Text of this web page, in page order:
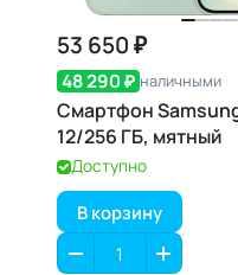
53 650 ₽
48 290 ₽ наличными
Смартфон
12/256 ГБ, мятный
Доступно
В корзину